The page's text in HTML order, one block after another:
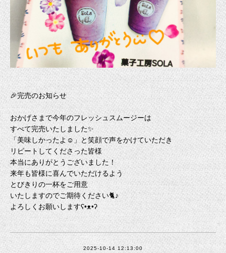
🎉完売のお知らせ
おかげさまで今年のフレッシュスムージーは
すべて完売いたしました✨
「美味しかったよ☺︎」と笑顔で声をかけていただき
リピートしてくださった皆様
本当にありがとうございました！
来年も皆様に喜んでいただけるよう
とびきりの一杯をご用意
いたしますのでご期待ください🐈♪
よろしくお願いしますʕ•ᴥ•ʔ
2025-10-14 12:13:00